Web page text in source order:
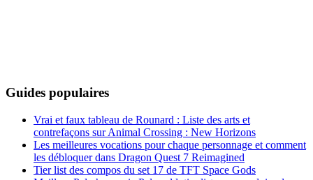
Guides populaires
Vrai et faux tableau de Rounard : Liste des arts et
contrefaçons sur Animal Crossing : New Horizons
Les meilleures vocations pour chaque personnage et comment
les débloquer dans Dragon Quest 7 Reimagined
Tier list des compos du set 17 de TFT Space Gods